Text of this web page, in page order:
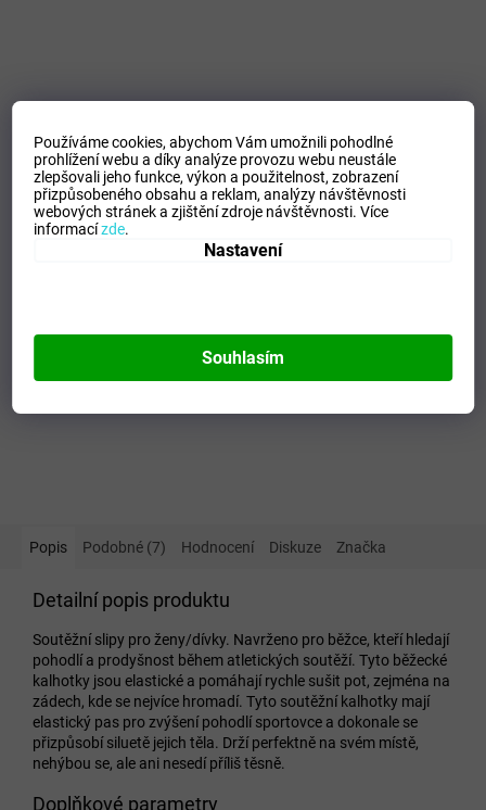
Používáme cookies, abychom Vám umožnili pohodlné
prohlížení webu a díky analýze provozu webu neustále
zlepšovali jeho funkce, výkon a použitelnost,zobrazení
přizpůsobeného obsahu a reklam, analýzy návštěvnosti
webových stránek a zjištění zdroje návštěvnosti.Více
informacízde.
Nastavení
Souhlasím
Popis Podobné (7) Hodnocení Diskuze Značka
Detailní popis produktu
Soutěžní slipy pro ženy/dívky. Navrženo pro běžce, kteří hledají
pohodlí a prodyšnost během atletických soutěží. Tyto běžecké
kalhotky jsou elastické a pomáhají rychle sušit pot, zejména na
zádech, kde se nejvíce hromadí. Tyto soutěžní kalhotky mají
elastický pas pro zvýšení pohodlí sportovce a dokonale se
přizpůsobí siluetě jejich těla. Drží perfektně na svém místě,
nehýbou se, ale ani nesedí příliš těsně.
Doplňkové parametry